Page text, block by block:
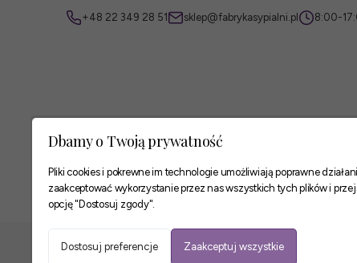
+48 22 349 28 51 sklep@fabrykasypialni.pl 8:00-
Zaufane płatności
Dbamy o Twoją prywatność
Pliki cookies i pokrewne im technologie umożliwiają poprawne
zaakceptować wykorzystanie przez nas wszystkich tych plików i
opcję "Dostosuj zgody".
Dostosuj preferencje Zaakceptuj wszystkie